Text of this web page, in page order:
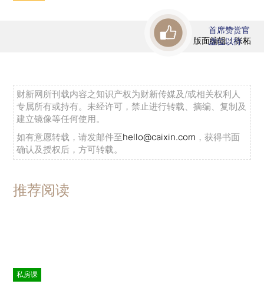
版面编辑：张柘
首席赞赏官
虚位以待
财新网所刊载内容之知识产权为财新传媒及/或相关权利人
专属所有或持有。未经许可，禁止进行转载、摘编、复制及
建立镜像等任何使用。
如有意愿转载，请发邮件至hello@caixin.com ，获得书面
确认及授权后，方可转载。
推荐阅读
私房课